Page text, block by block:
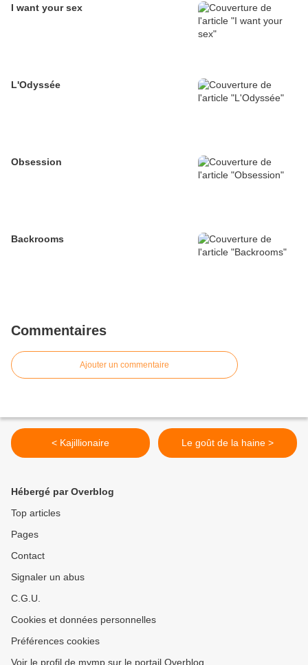
I want your sex
L'Odyssée
Obsession
Backrooms
Commentaires
Ajouter un commentaire
< Kajillionaire Le goût de la haine >
Hébergé par Overblog
Top articles
Pages
Contact
Signaler un abus
C.G.U.
Cookies et données personnelles
Préférences cookies
Voir le profil de mymp sur le portail Overblog